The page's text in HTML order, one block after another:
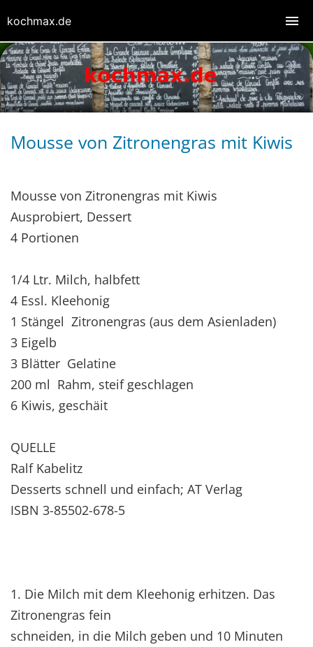
Mousse von Zitronengras mit Kiwis
Mousse von Zitronengras mit Kiwis
Ausprobiert, Dessert
4 Portionen
1/4 Ltr. Milch, halbfett
4 Essl. Kleehonig
1 Stängel Zitronengras (aus dem Asienladen)
3 Eigelb
3 Blätter Gelatine
200 ml Rahm, steif geschlagen
6 Kiwis, geschäit
QUELLE
Ralf Kabelitz
Desserts schnell und einfach; AT Verlag
ISBN 3-85502-678-5
1. Die Milch mit dem Kleehonig erhitzen. Das
Zitronengras fein
schneiden, in die Milch geben und 10 Minuten
kochmax.de